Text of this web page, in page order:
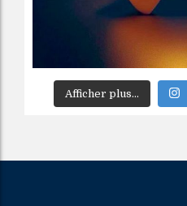
Afficher plus...